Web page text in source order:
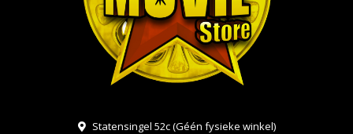
Statensingel 52c (Géén fysieke winkel)